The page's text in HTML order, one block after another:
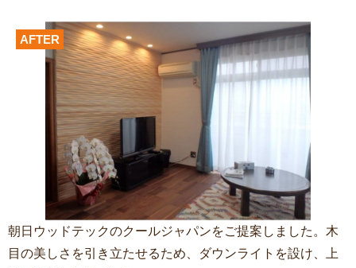
AFTER
朝日ウッドテックのクールジャパンをご提案しました。木
目の美しさを引き立たせるため、ダウンライトを設け、上